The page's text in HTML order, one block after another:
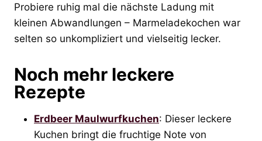
Probiere ruhig mal die nächste Ladung mit
kleinen Abwandlungen – Marmeladekochen war
selten so unkompliziert und vielseitig lecker.
Noch mehr leckere
Rezepte
Erdbeer Maulwurfkuchen: Dieser leckere
Kuchen bringt die fruchtige Note von